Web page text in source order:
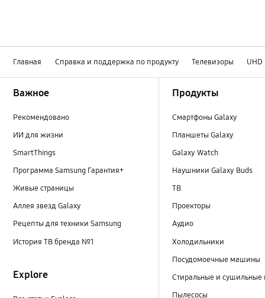
Главная Справка и поддержка по продукту Телевизоры UHD
Важное
Рекомендовано
ИИ для жизни
SmartThings
Программа Samsung Гарантия+
Живые страницы
Аллея звезд Galaxy
Рецепты для техники Samsung
История ТВ бренда №1
Explore
Продукты
Смартфоны Galaxy
Планшеты Galaxy
Galaxy Watch
Наушники Galaxy Buds
ТВ
Проекторы
Аудио
Холодильники
Посудомоечные машины
Стиральные и
Пылесосы